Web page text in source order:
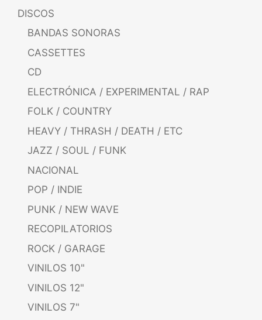
DISCOS
BANDAS SONORAS
CASSETTES
CD
ELECTRÓNICA / EXPERIMENTAL / RAP
FOLK / COUNTRY
HEAVY / THRASH / DEATH / ETC
JAZZ / SOUL / FUNK
NACIONAL
POP / INDIE
PUNK / NEW WAVE
RECOPILATORIOS
ROCK / GARAGE
VINILOS 10"
VINILOS 12"
VINILOS 7"